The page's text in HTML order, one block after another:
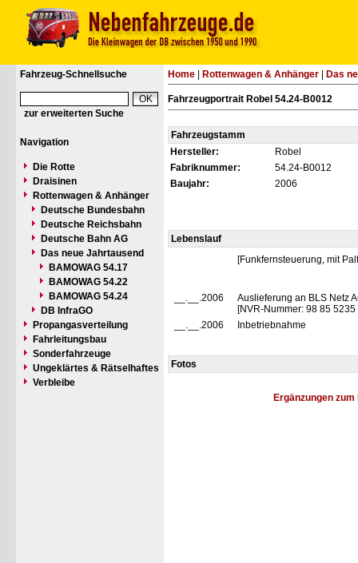
Fahrzeug-Schnellsuche
zur erweiterten Suche
Navigation
Die Rotte
Draisinen
Rottenwagen & Anhänger
Deutsche Bundesbahn
Deutsche Reichsbahn
Deutsche Bahn AG
Das neue Jahrtausend
BAMOWAG 54.17
BAMOWAG 54.22
BAMOWAG 54.24
DB InfraGO
Propangasverteilung
Fahrleitungsbau
Sonderfahrzeuge
Ungeklärtes & Rätselhaftes
Verbleibe
Home Rottenwagen & Anhänger Das
Fahrzeugportrait Robel 54.24-B0012
Fahrzeugstamm
Hersteller:
Robel
Fabriknummer:
54.24-B0012
Baujahr:
2006
Lebenslauf
[Funkfernsteuerung, mit
__.__.2006
Auslieferung an BLS Netz
[NVR-Nummer: 98 85
__.__.2006
Inbetriebnahme
Fotos
Ergänzungen